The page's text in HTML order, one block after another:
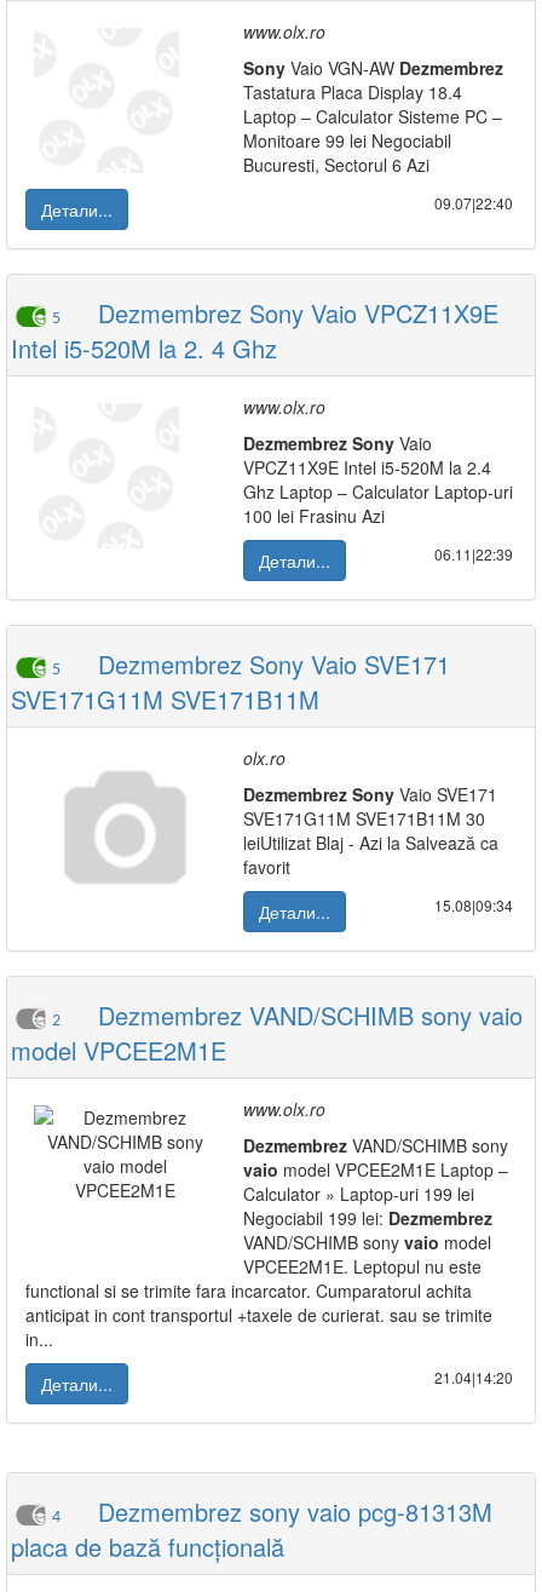
www.olx.ro
Sony Vaio VGN-AW Dezmembrez
Tastatura Placa Display 18.4
Laptop – Calculator Sisteme PC –
Monitoare 99 lei Negociabil
Bucuresti, Sectorul 6 Azi
Детали...
09.07|22:40
5
Dezmembrez Sony Vaio VPCZ11X9E
Intel i5-520M la 2. 4 Ghz
www.olx.ro
Dezmembrez Sony Vaio
VPCZ11X9E Intel i5-520M la 2.4
Ghz Laptop – Calculator Laptop-uri
100 lei Frasinu Azi
Детали...
06.11|22:39
5
Dezmembrez Sony Vaio SVE171
SVE171G11M SVE171B11M
olx.ro
Dezmembrez Sony Vaio SVE171
SVE171G11M SVE171B11M 30
leiUtilizat Blaj - Azi la Salvează ca
favorit
Детали...
15.08|09:34
2
Dezmembrez VAND/SCHIMB sony vaio
model VPCEE2M1E
www.olx.ro
Dezmembrez VAND/SCHIMB sony
vaio model VPCEE2M1E Laptop –
Calculator » Laptop-uri 199 lei
Negociabil 199 lei: Dezmembrez
VAND/SCHIMB sony vaio model
VPCEE2M1E. Leptopul nu este
functional si se trimite fara incarcator. Cumparatorul achita
anticipat in cont transportul +taxele de curierat. sau se trimite
in...
Детали...
21.04|14:20
4
Dezmembrez sony vaio pcg-81313M
placa de bază funcțională